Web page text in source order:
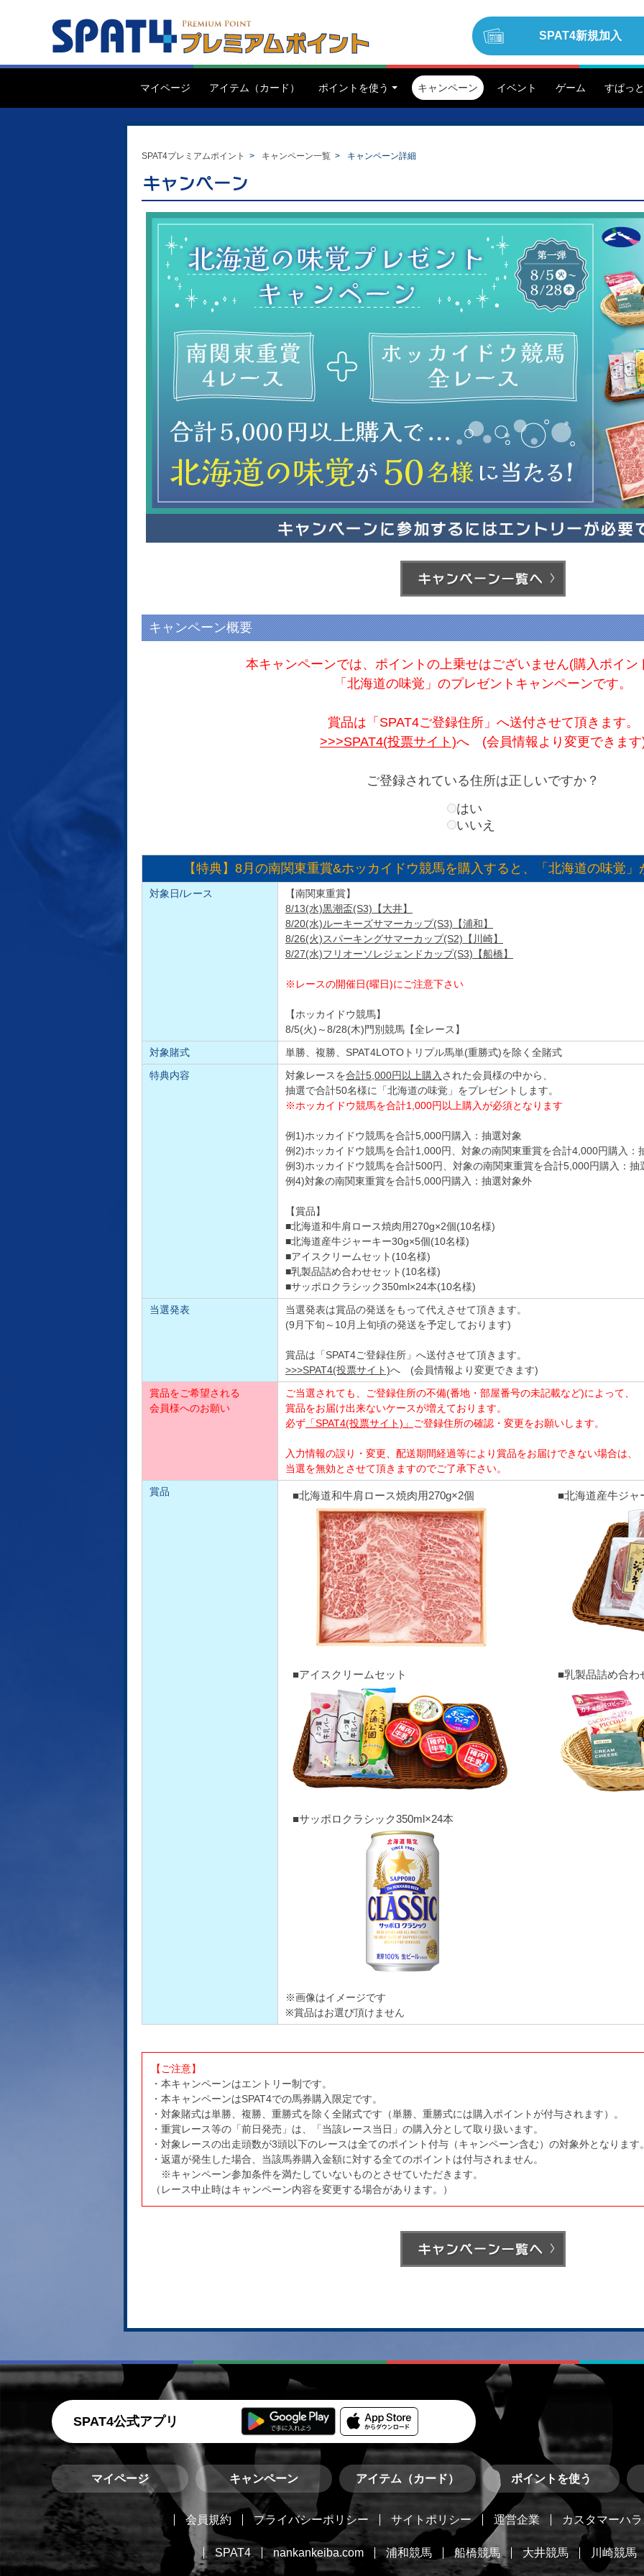
SPAT4新規加入
マイページ アイテム（カード） ポイントを使う キャンペーン イベント ゲーム すぱっ
SPAT4プレミアムポイント > キャンペーン一覧 > キャンペーン詳細
キャンペーン概要
本キャンペーンでは、ポイントの上乗せはございません(購入ポイン
「北海道の味覚」のプレゼントキャンペーンです。
賞品は「SPAT4ご登録住所」へ送付させて頂きます。
>>>SPAT4(投票サイト)へ (会員情報より変更できま
ご登録されている住所は正しいですか？
はい
いいえ
【特典】8月の南関東重賞&ホッカイドウ競馬を購入すると、「北海道の味覚
対象日/レース
【南関東重賞】
8/13(水)黒潮盃(S3)【大井】
8/20(水)ルーキーズサマーカップ(S3)【浦和】
8/26(火)スパーキングサマーカップ(S2)【川崎】
8/27(水)フリオーソレジェンドカップ(S3)【船橋】
※レースの開催日(曜日)にご注意下さい
【ホッカイドウ競馬】
8/5(火)～8/28(木)門別競馬【全レース】
対象賭式
単勝、複勝、SPAT4LOTOトリプル馬単(重勝式)を除く全賭式
特典内容
対象レースを合計5,000円以上購入 された会員様の中から、
抽選で合計50名様に「北海道の味覚」をプレゼントします。
※ホッカイドウ競馬を合計1,000円以上購入が必須となります
例1)ホッカイドウ競馬を合計5,000円購入：抽選対象
例2)ホッカイドウ競馬を合計1,000円、対象の南関東重賞を合計4,000円購入：
例3)ホッカイドウ競馬を合計500円、対象の南関東重賞を合計5,000円購入：抽
例4)対象の南関東重賞を合計5,000円購入：抽選対象外
【賞品】
■北海道和牛肩ロース焼肉用270g×2個(10名様)
■北海道産牛ジャーキー30g×5個(10名様)
■アイスクリームセット(10名様)
■乳製品詰め合わせセット(10名様)
■サッポロクラシック350ml×24本(10名様)
当選発表
当選発表は賞品の発送をもって代えさせて頂きます。
(9月下旬～10月上旬頃の発送を予定しております)
賞品は「SPAT4ご登録住所」へ送付させて頂きます。
>>>SPAT4(投票サイト)へ (会員情報より変更できます)
賞品をご希望される
会員様へのお願い
ご当選されても、ご登録住所の不備(番地・部屋番号の未記載など)によって、
賞品をお届け出来ないケースが増えております。
必ず 「SPAT4(投票サイト)」 ご登録住所の確認・変更をお願いします。
入力情報の誤り・変更、配送期間経過等により賞品をお届けできない場合は、
当選を無効とさせて頂きますのでご了承下さい。
賞品
■北海道和牛肩ロース焼肉用270g×2個 ■北海道産牛ジャ
■アイスクリームセット ■乳製品詰め合わ
■サッポロクラシック350ml×24本
※画像はイメージです
※賞品はお選び頂けません
【ご注意】
・本キャンペーンはエントリー制です。
・本キャンペーンはSPAT4での馬券購入限定です。
・対象賭式は単勝、複勝、重勝式を除く全賭式です（単勝、重勝式には購入ポイントが付与されます）。
・重賞レース等の「前日発売」は、「当該レース当日」の購入分として取り扱います。
・対象レースの出走頭数が3頭以下のレースは全てのポイント付与（キャンペーン含む）の対象外となります
・返還が発生した場合、当該馬券購入金額に対する全てのポイントは付与されません。
※キャンペーン参加条件を満たしていないものとさせていただきます。
（レース中止時はキャンペーン内容を変更する場合があります。）
SPAT4公式アプリ
マイページ キャンペーン アイテム（カード） ポイントを使う
会員規約 プライバシーポリシー サイトポリシー 運営企業 カスタマーハ
SPAT4 nankankeiba.com 浦和競馬 船橋競馬 大井競馬 川崎競馬